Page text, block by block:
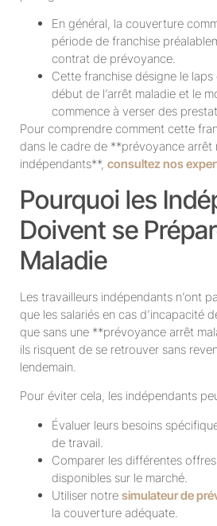
En général, la couverture
période de franchise
contrat de prévoyance.
Cette franchise désigne le
début de l’arrêt maladie et le
commence à verser des
Pour comprendre comment cette
dans le cadre de **prévoyance arrêt
indépendants**, consultez nos
Pourquoi les
Doivent se
Maladie
Les travailleurs indépendants n’ont
que les salariés en cas d’incapacité
que sans une **prévoyance arrêt
ils risquent de se retrouver sans
lendemain.
Pour éviter cela, les indépendants
Évaluer leurs besoins
de travail.
Comparer les différentes
disponibles sur le marché.
Utiliser notre simulateur de
la couverture adéquate.